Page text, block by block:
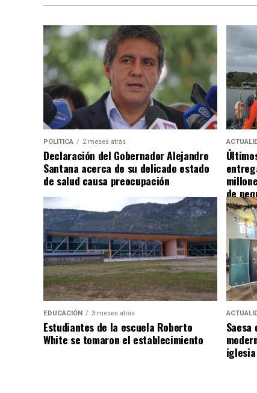
POLÍTICA 2 meses atrás
Declaración del Gobernador Alejandro
Santana acerca de su delicado estado
de salud causa preocupación
de
EDUCACIÓN 3 meses atrás
Estudiantes de la escuela Roberto
White se tomaron el establecimiento